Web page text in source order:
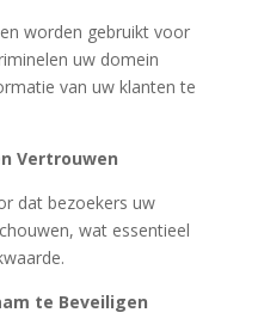
worden gebruikt voor
uw domein
van uw klanten te
Vertrouwen
dat bezoekers uw
wat essentieel
te Beveiligen